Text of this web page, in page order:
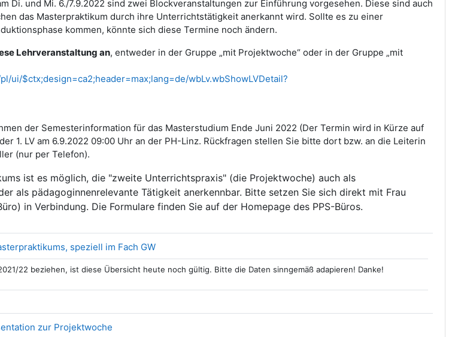
Di. und Mi. 6./7.9.2022 sind zwei Blockveranstaltungen zur Einführung vorgesehen. Diese sind auch
das Masterpraktikum durch ihre Unterrichtstätigkeit anerkannt wird. Sollte es zu einer
kommen, könnte sich diese Termine noch ändern.
Lehrveranstaltung an, entweder in der Gruppe „mit Projektwoche“ oder in der Gruppe „mit
ui/$ctx;design=ca2;header=max;lang=de/wbLv.wbShowLVDetail?
der Semesterinformation für das Masterstudium Ende Juni 2022 (Der Termin wird in Kürze auf
1. LV am 6.9.2022 09:00 Uhr an der PH-Linz. Rückfragen stellen Sie bitte dort bzw. an die Leiterin
(nur per Telefon).
ist es möglich, die "zweite Unterrichtspraxis" (die Projektwoche) auch als
als pädagoginnenrelevante Tätigkeit anerkennbar. Bitte setzen Sie sich direkt mit Frau
in Verbindung. Die Formulare finden Sie auf der Homepage des PPS-Büros.
speziell im Fach GW
22 beziehen, ist diese Übersicht heute noch gültig. Bitte die Daten sinngemäß adapieren! Danke!
zur Projektwoche